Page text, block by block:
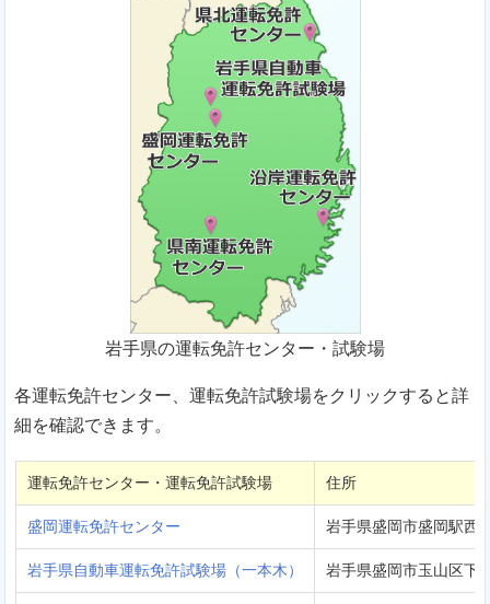
岩手県の運転免許センター・試験場
各運転免許センター、運転免許試験場をクリックすると詳
細を確認できます。
運転免許センター・運転免許試験場 住所
盛岡運転免許センター 岩手県盛岡市盛岡駅西
岩手県自動車運転免許試験場（一本木） 岩手県盛岡市玉山区下